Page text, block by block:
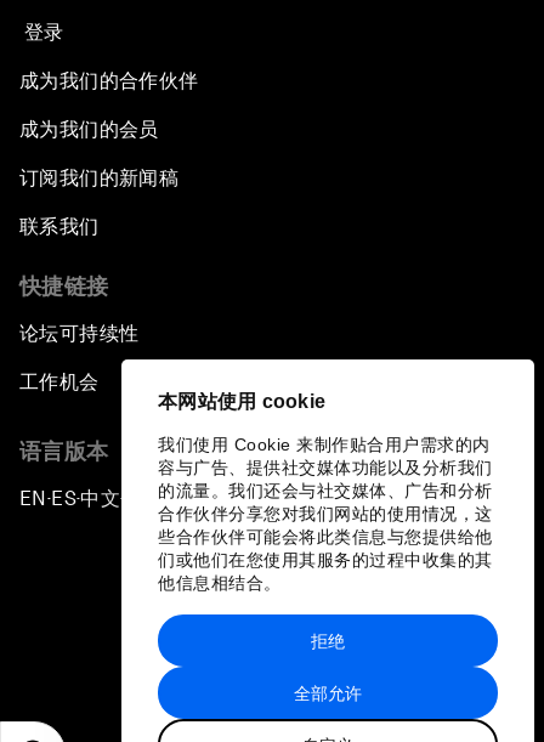
本网站使用 cookie
我们使用 Cookie 来制作贴合用户需求的内
容与广告、提供社交媒体功能以及分析我们
的流量。我们还会与社交媒体、广告和分析
合作伙伴分享您对我们网站的使用情况，这
些合作伙伴可能会将此类信息与您提供给他
们或他们在您使用其服务的过程中收集的其
他信息相结合。
全部允许
拒绝
登录
成为我们的合作伙伴
成为我们的会员
订阅我们的新闻稿
联系我们
快捷链接
论坛可持续性
工作机会
语言版本
EN ▪ ES▪中文▪ 日本語
站点地图